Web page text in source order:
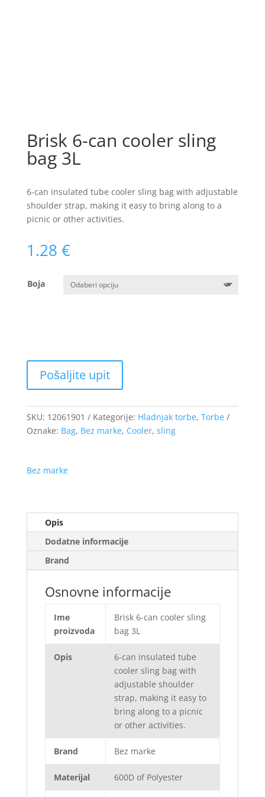
Brisk 6-can cooler sling
bag 3L
6-can insulated tube cooler sling bag with adjustable
shoulder strap, making it easy to bring along to a
picnic or other activities.
1.28 €
Boja
SKU: 12061901 Kategorije: Hladnjak torbe, Torbe
Oznake: Bag, Bez marke, Cooler, sling
Bez marke
Opis
Dodatne informacije
Brand
Osnovne informacije
Ime
proizvoda
Brisk 6-can cooler sling
bag 3L
Opis
6-can insulated tube
cooler sling bag with
adjustable shoulder
strap, making it easy to
bring along to a picnic
or other activities.
Brand Bez marke
Materijal 600D of Polyester